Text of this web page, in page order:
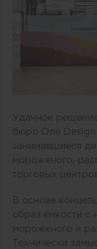
Удачное
бюро One
занимавшиеся
мороженого,
торговых
В основе
образ емкости с
мороженого и
Технически